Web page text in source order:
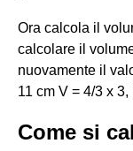
Ora calcola il
calcolare il
nuovamente il
11 cm V = 4/3 x 3,
Come si